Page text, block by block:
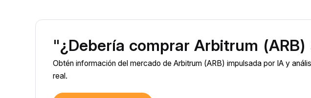
"¿Debería comprar Arbitrum (ARB)
Obtén información del mercado de Arbitrum (ARB) impulsada por IA y
real.